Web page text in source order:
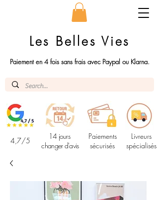
Les Belles Vies
Paiement en 4 fois sans frais avec Paypal ou Klarna.
4,7/5
14 jours
changer d'avis
Paiements
sécurisés
Livreurs
spécialisés